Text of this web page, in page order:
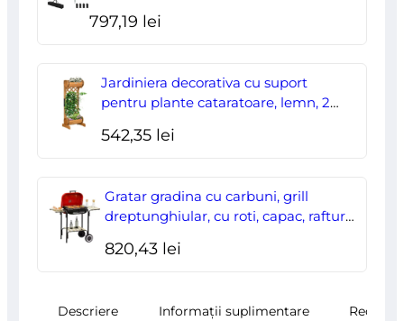
2.95×2.95×2.55 m
797,19 lei
Jardiniera decorativa cu suport
pentru plante cataratoare, lemn, 2
542,35 lei
Gratar gradina cu carbuni, grill
dreptunghiular, cu roti, capac, rafturi,
820,43 lei
Descriere Informații suplimentare